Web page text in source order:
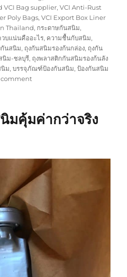
VCI Bag supplier,VCI Anti-Rust
Poly Bags,VCI Export Box Liner
Thailand, กระดาษกันสนิม,
วบแน่นคืออะไร, ความชื้นกับสนิม,
กันสนิม, ถุงกันสนิมรองก้นกล่อง, ถุงกัน
นิม-ชลบุรี, ถุงพลาสติกกันสนิมรองก้นลัง
นิม,บรรจุภัณฑ์ป้องกันสนิม,ป้องกันสนิม
commenton
สนิม
ทอง
เหลือง
เงา
มคุ้มค่ากว่าจริง